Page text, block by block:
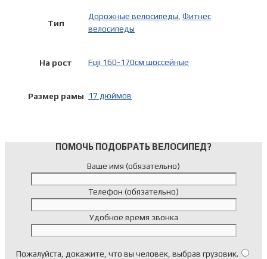
Тип
Дорожные велосипеды Фитнес
велосипеды
На рост Fuji 160-170см шоссейные
Размер рамы 17 дюймов
ПОМОЧЬ ПОДОБРАТЬ ВЕЛОСИПЕД?
Ваше имя (обязательно)
Телефон (обязательно)
Удобное время звонка
Пожалуйста, докажите, что вы человек, выбрав грузовик.